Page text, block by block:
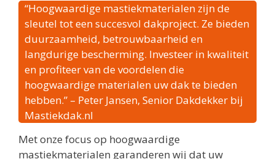
“Hoogwaardige mastiekmaterialen zijn de
sleutel tot een succesvol dakproject. Ze bieden
duurzaamheid, betrouwbaarheid en
langdurige bescherming. Investeer in kwaliteit
en profiteer van de voordelen die
hoogwaardige materialen uw dak te bieden
hebben.” – Peter Jansen, Senior Dakdekker bij
Mastiekdak.nl
Met onze focus op hoogwaardige
mastiekmaterialen garanderen wij dat uw